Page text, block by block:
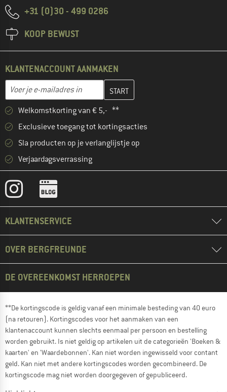
+31 (0)30 - 499 0286
KOOP BEWUST
KLANTENACCOUNT AANMAKEN
E-mailadres
Vul je e-mailadres hier in en maak in de volgende stap je
Welkomstkorting van € 5,- **
Exclusieve toegang tot kortingsacties
Sla producten op je verlanglijstje op
Verjaardagsverrassing
KLANTENSERVICE
OVER BERGFREUNDE
DE OVEREENKOMST HERROEPEN
**De kortingscode is geldig vanaf een minimale besteding van 40 euro
(na retouren). Kortingscodes voor het aanmaken van een
klantenaccount kunnen slechts eenmaal per persoon en bestelling
worden gebruikt. Is niet geldig op artikelen uit de categorieën 'Boeken &
kaarten' en 'Waardebonnen'. Kan niet worden ingewisseld voor contant
geld. Kan niet met andere kortingscodes worden gecombineerd. De
kortingscode mag niet worden doorgegeven of gepubliceerd.